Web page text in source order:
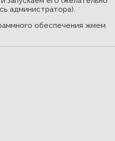
администратора).
обеспечения жмем